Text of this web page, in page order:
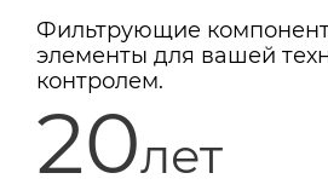
Фильтрующие
элементы для вашей
контролем.
20лет